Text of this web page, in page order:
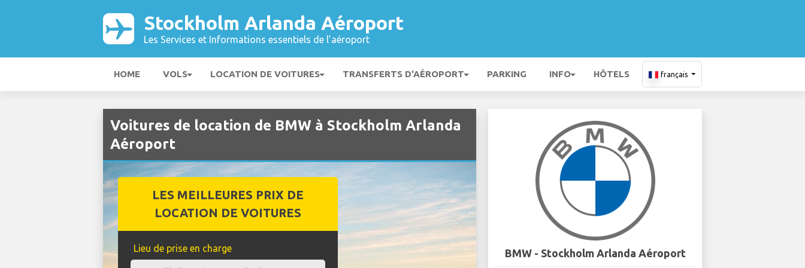
Stockholm Arlanda Aéroport
Les Services et Informations essentiels de l’aéroport
HOME VOLS LOCATION DE VOITURES TRANSFERTS D'AÉROPORT PARKING INFO HÔTELS français
Voitures de location de BMW à Stockholm Arlanda
Aéroport
LES MEILLEURES PRIX DE
LOCATION DE VOITURES
Lieu de prise en charge BMW - Stockholm Arlanda Aéroport